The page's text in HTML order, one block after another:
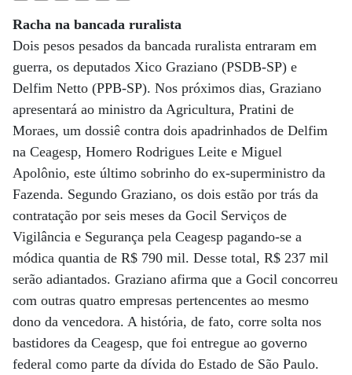
Racha na bancada ruralista
Dois pesos pesados da bancada ruralista entraram em
guerra, os deputados Xico Graziano (PSDB-SP) e
Delfim Netto (PPB-SP). Nos próximos dias, Graziano
apresentará ao ministro da Agricultura, Pratini de
Moraes, um dossiê contra dois apadrinhados de Delfim
na Ceagesp, Homero Rodrigues Leite e Miguel
Apolônio, este último sobrinho do ex-superministro da
Fazenda. Segundo Graziano, os dois estão por trás da
contratação por seis meses da Gocil Serviços de
Vigilância e Segurança pela Ceagesp pagando-se a
módica quantia de R$ 790 mil. Desse total, R$ 237 mil
serão adiantados. Graziano afirma que a Gocil concorreu
com outras quatro empresas pertencentes ao mesmo
dono da vencedora. A história, de fato, corre solta nos
bastidores da Ceagesp, que foi entregue ao governo
federal como parte da dívida do Estado de São Paulo.